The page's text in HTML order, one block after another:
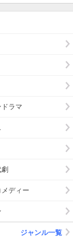
ラマ
ディー
ジャンル一覧